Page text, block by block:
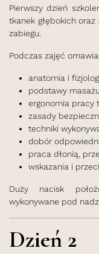
Pierwszy dzień
tkanek głębokich
zabiegu.
Podczas zajęć
anatomia i
podstawy
ergonomia pracy
zasady
techniki
dobór
praca dłonią,
wskazania i
Duży nacisk
wykonywane pod
Dzień 2